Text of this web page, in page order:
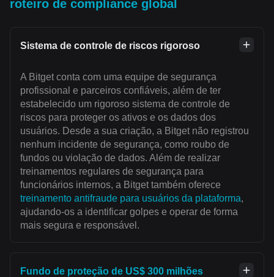
roteiro de compliance global
Sistema de controle de riscos rigoroso
A Bitget conta com uma equipe de segurança
profissional e parceiros confiáveis, além de ter
estabelecido um rigoroso sistema de controle de
riscos para proteger os ativos e os dados dos
usuários. Desde a sua criação, a Bitget não registrou
nenhum incidente de segurança, como roubo de
fundos ou violação de dados. Além de realizar
treinamentos regulares de segurança para
funcionários internos, a Bitget também oferece
treinamento antifraude para usuários da plataforma,
ajudando-os a identificar golpes e operar de forma
mais segura e responsável.
Fundo de proteção de US$ 300 milhões